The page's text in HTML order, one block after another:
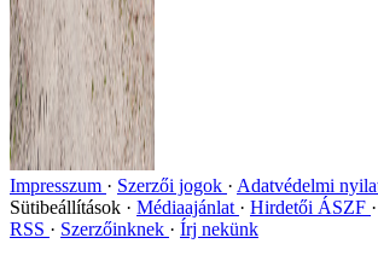
Impresszum Szerzői jogok
Adatvédelmi
Sütibeállítások
Médiaajánlat Hirdetői ÁSZF
RSS
Szerzőinknek Írj nekünk